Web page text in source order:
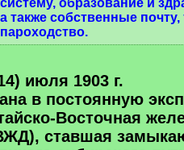
систему, образование и
а также собственные
пароходство.
[
q
]
июля 1903 г.
в постоянную
Восточная
ставшая